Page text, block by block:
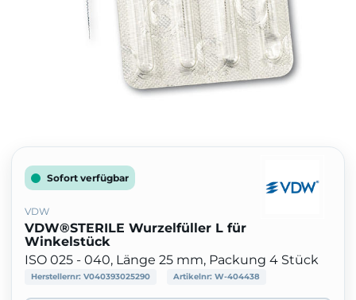
Sofort verfügbar
VDW
VDW®STERILE Wurzelfüller L für
Winkelstück
ISO 025 - 040, Länge 25 mm, Packung 4 Stück
Herstellernr: V040393025290 Artikelnr: W-404438